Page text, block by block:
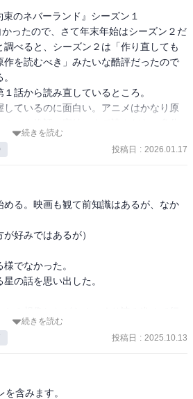
のネバーランド』シーズン１
かったので、さて年末年始はシーズン２だ
調べると、シーズン２は「作り直しても
作を読むべき」みたいな酷評だったので
話から読み直しているところ。
しているのに面白い。アニメはかなり原
続きを読む
投稿日 : 2026.01.17
める。映画も観て前知識はあるが、なか
好みではあるが）
でなかった。
の話を思い出した。
続きを読む
投稿日 : 2025.10.13
含みます。